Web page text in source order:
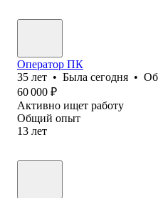
Оператор ПК
35 лет • Была сегодня •
60 000 ₽
Активно ищет работу
Общий опыт
13 лет